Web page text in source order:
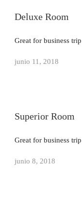
Deluxe Room
Great for business trip
junio 11, 2018
Superior Room
Great for business trip
junio 8, 2018